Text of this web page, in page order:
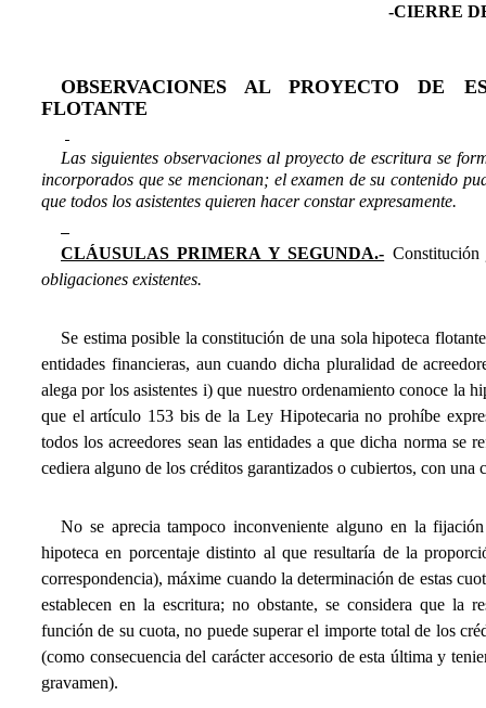
-CIERRE
OBSERVACIONES AL PROYECTO DE
FLOTANTE
Las siguientes observaciones al proyecto de escritura se
incorporados que se mencionan; el examen de su contenido
que todos los asistentes quieren hacer constar expresamente.
CLÁUSULAS PRIMERA Y SEGUNDA.- Constitución
obligaciones existentes.
Se estima posible la constitución de una sola hipoteca
entidades financieras, aun cuando dicha pluralidad de
alega por los asistentes i) que nuestro ordenamiento conoce la
que el artículo 153 bis de la Ley Hipotecaria no prohíbe
todos los acreedores sean las entidades a que dicha norma
cediera alguno de los créditos garantizados o cubiertos, con
No se aprecia tampoco inconveniente alguno en la
hipoteca en porcentaje distinto al que resultaría de la
correspondencia), máxime cuando la determinación de estas
establecen en la escritura; no obstante, se considera que la
función de su cuota, no puede superar el importe total de los
(como consecuencia del carácter accesorio de esta última y
gravamen).